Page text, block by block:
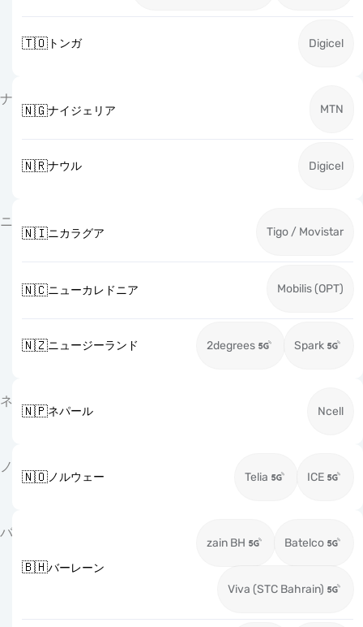
🇹🇴トンガ Digicel
ナ
🇳🇬ナイジェリア MTN
🇳🇷ナウル Digicel
ニ
🇳🇮ニカラグア Tigo / Movistar
🇳🇨ニューカレドニア Mobilis (OPT)
🇳🇿ニュージーランド 2degrees Spark
ネ
🇳🇵ネパール Ncell
ノ
🇳🇴ノルウェー Telia ICE
バ
🇧🇭バーレーン
zain BH Batelco
Viva (STC Bahrain)